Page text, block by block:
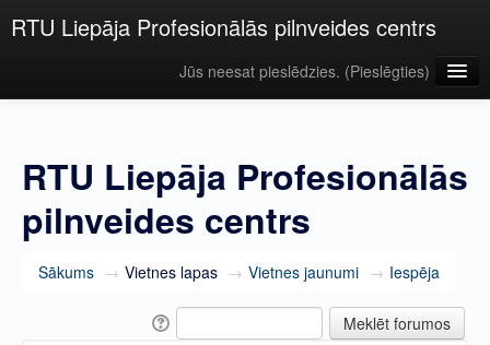
RTU Liepāja Profesionālās pilnveides centrs
Jūs neesat pieslēdzies. (Pieslēgties)
RTU Liepāja Profesionālās
pilnveides centrs
Sākums → Vietnes lapas → Vietnes jaunumi → Iespēja